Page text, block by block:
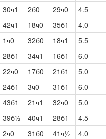
30ч1 2б0 29ч0 4.5
42ч1 18ч0 35б1 4.0
1ч0 32б0 18ч1 5.5
28б1 34ч1 16б1 6.0
22ч0 17б0 21б1 5.0
24б1 3ч0 31б1 6.0
43б1 21ч1 32ч0 5.0
39б½ 40ч1 28б1 4.5
2ч0 31б0 41ч½ 4.0